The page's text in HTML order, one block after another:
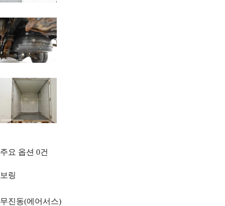
주요 옵션 0건
보링
무진동(에어서스)